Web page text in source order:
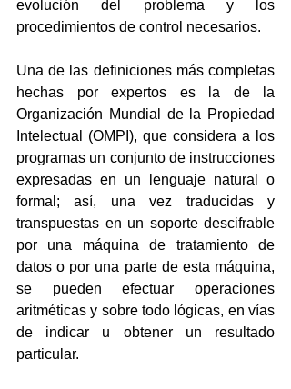
evolución del problema y los
procedimientos de control necesarios.
Una de las definiciones más completas
hechas por expertos es la de la
Organización Mundial de la Propiedad
Intelectual (OMPI), que considera a los
programas un conjunto de instrucciones
expresadas en un lenguaje natural o
formal; así, una vez traducidas y
transpuestas en un soporte descifrable
por una máquina de tratamiento de
datos o por una parte de esta máquina,
se pueden efectuar operaciones
aritméticas y sobre todo lógicas, en vías
de indicar u obtener un resultado
particular.